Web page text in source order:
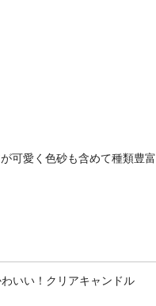
可愛く色砂も含めて種類豊富
いい！クリアキャンドル